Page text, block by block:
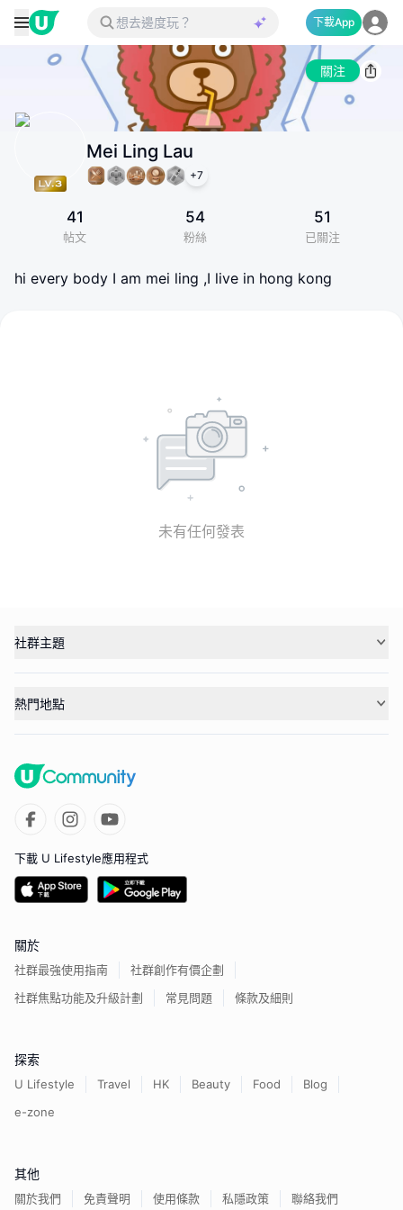
下載App
關注
Mei Ling Lau
+7
41
帖文
54
粉絲
51
已關注
hi every body I am mei ling ,I live in hong kong
未有任何發表
社群主題
熱門地點
下載 U Lifestyle應用程式
關於
社群最強使用指南
社群創作有價企劃
社群焦點功能及升級計劃
常見問題 條款及細則
探索
U Lifestyle Travel HK Beauty Food
Blog
e-zone
其他
關於我們 免責聲明 使用條款 私隱政策 聯絡我們